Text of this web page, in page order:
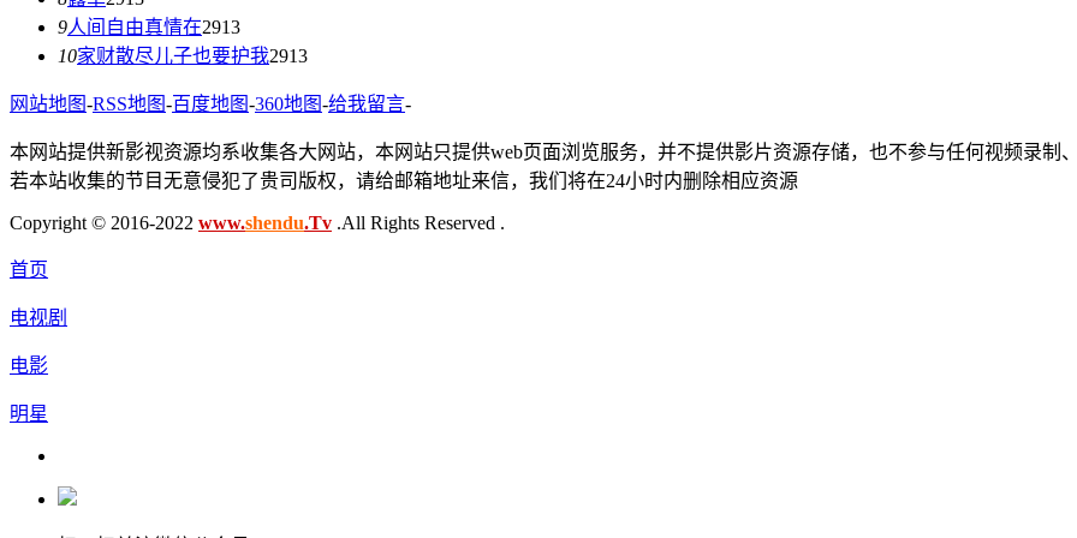
9人间自由真情在2913
10家财散尽儿子也要护我2913
网站地图-RSS地图-百度地图-360地图-给我留言-
本网站提供新影视资源均系收集各大网站，本网站只提供web页面浏览服务，并不提供影片资源存储，也不参与任何视频录制
若本站收集的节目无意侵犯了贵司版权，请给邮箱地址来信，我们将在24小时内删除相应资源
Copyright © 2016-2022 www.shendu.Tv .All Rights Reserved .
首页
电视剧
电影
明星